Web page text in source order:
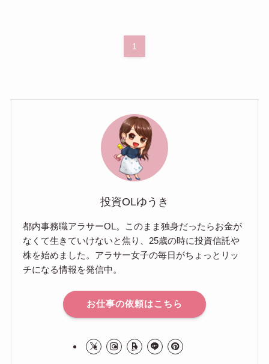
1
投資OLゆうき
都内事務職アラサーOL。このまま独身だったらお金が
なくて生きていけないと焦り、25歳の時に投資信託や
株を始めました。アラサー女子の毎日がちょっとリッ
チになる情報を発信中。
お仕事の依頼はこちら